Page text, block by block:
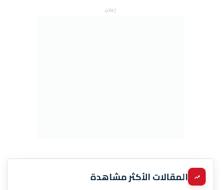
إعلان
المقالات الأكثر مشاهدة